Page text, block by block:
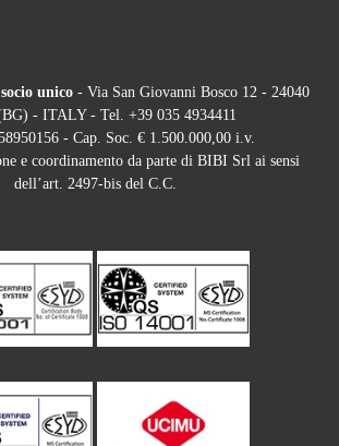
unico - Via San Giovanni Bosco 12 - 24040
- ITALY - Tel. +39 035 4934411
- Cap. Soc. € 1.500.000,00 i.v.
e coordinamento da parte di BIBI Srl ai sensi
dell’art. 2497-bis del C.C.